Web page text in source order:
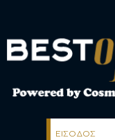
ΕΙΣΟΔΟΣ